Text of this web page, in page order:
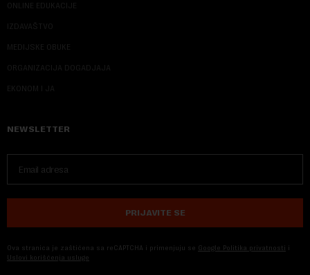
ONLINE EDUKACIJE
IZDAVAŠTVO
MEDIJSKE OBUKE
ORGANIZACIJA DOGADJAJA
EKONOM I JA
NEWSLETTER
PRIJAVITE SE
Ova stranica je zaštićena sa reCAPTCHA i primenjuju se Google Politika privatnosti i
Uslovi korišćenja usluge